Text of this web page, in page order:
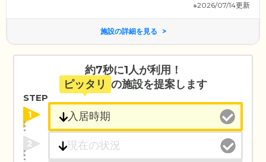
※2026/07/14更新
施設の詳細を見る
約7秒に1人が利用！
ピッタリ の施設を提案します
STEP
1
2